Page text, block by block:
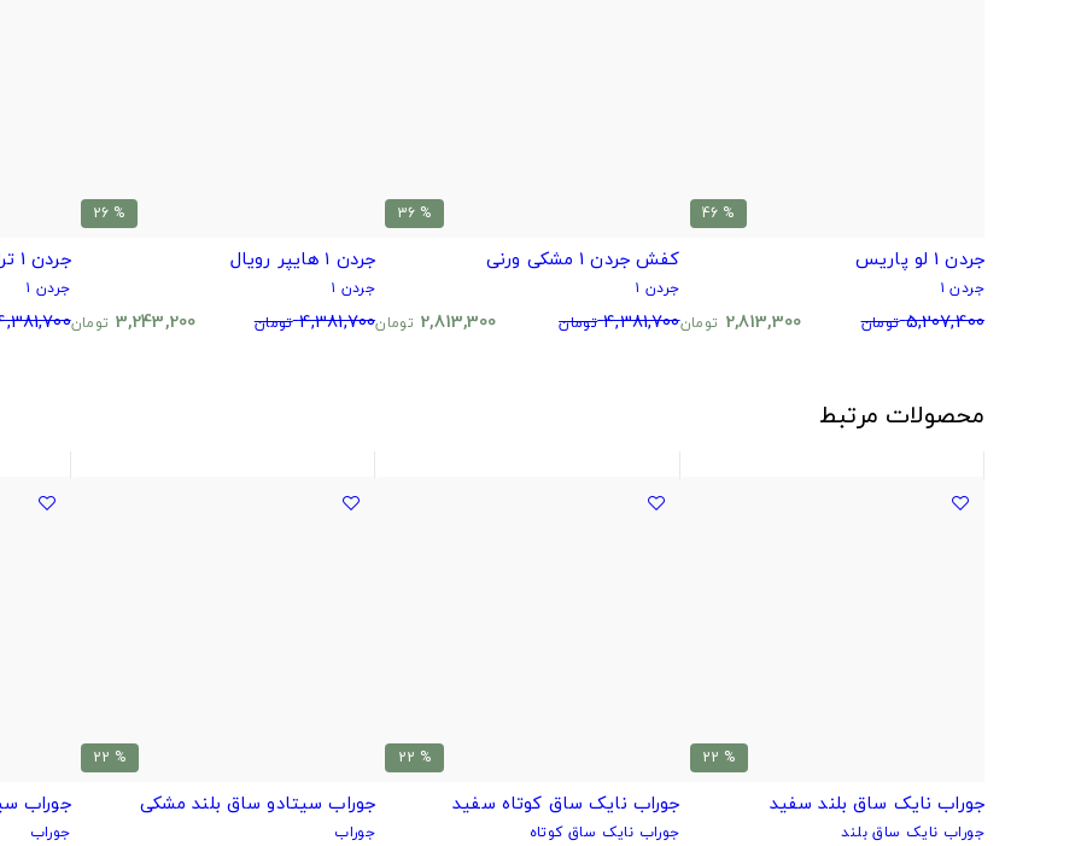
% 46
جردن 1 لو پاریس
جردن ۱
5,207,400 تومان 2,813,300 تومان
% 36
کفش جردن 1 مشکی ورنی
جردن ۱
4,381,700 تومان 2,813,300 تومان
% 26
جردن ۱ هایپر رویال
جردن ۱
4,381,700 تومان 3,243,200 تومان
جردن 1 تراویس اسکات الیو
جردن ۱
محصولات مرتبط
% 22
جوراب نایک ساق بلند سفید
جوراب نایک ساق بلند
% 22
جوراب نایک ساق کوتاه سفید
جوراب نایک ساق کوتاه
% 22
جوراب سیتادو ساق بلند مشکی
جوراب
جوراب
جوراب